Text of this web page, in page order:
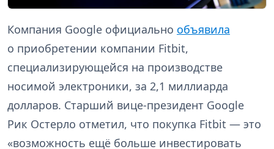
Компания Google официально объявила
о приобретении компании Fitbit,
специализирующейся на производстве
носимой электроники, за 2,1 миллиарда
долларов. Старший вице-президент Google
Рик Остерло отметил, что покупка Fitbit — это
«возможность ещё больше инвестировать